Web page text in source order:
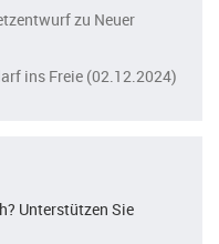
zu Neuer
ins Freie (02.12.2024)
Unterstützen Sie